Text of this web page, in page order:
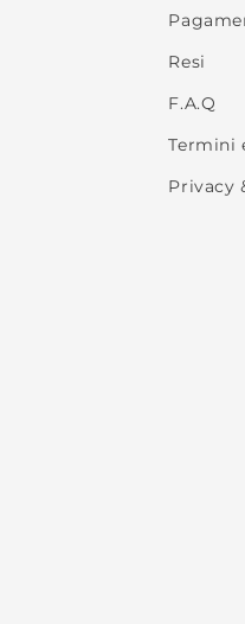
Resi
F.A.Q
Termini
Privacy